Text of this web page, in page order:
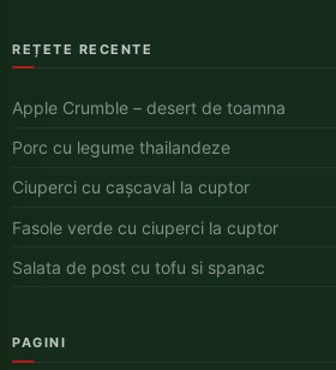
REȚETE RECENTE
Apple Crumble – desert de toamna
Porc cu legume thailandeze
Ciuperci cu cașcaval la cuptor
Fasole verde cu ciuperci la cuptor
Salata de post cu tofu si spanac
PAGINI